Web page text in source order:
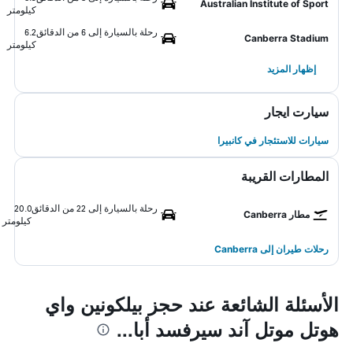
Australian Institute of Sport
كيلومتر
Canberra Stadium
رحلة بالسيارة إلى 6 من الدقائق
6.2
كيلومتر
إظهار المزيد
سيارت ايجار
سيارات للاستئجار في كانبيرا
المطارات القريبة
مطار Canberra
رحلة بالسيارة إلى 22 من الدقائق
20.0
كيلومتر
رحلات طيران إلى Canberra
الأسئلة الشائعة عند حجز بيلكونين واي
هوتل موتل آند سيرفسد أبا...